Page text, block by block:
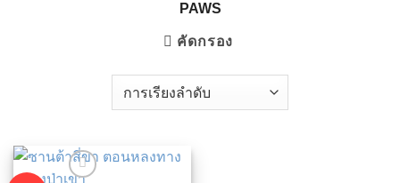
PAWS
คัดกรอง